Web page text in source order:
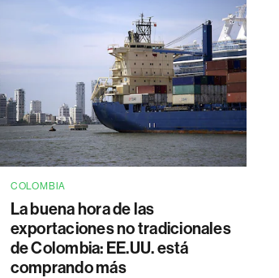
COLOMBIA
La buena hora de las
exportaciones no tradicionales
de Colombia: EE.UU. está
comprando más